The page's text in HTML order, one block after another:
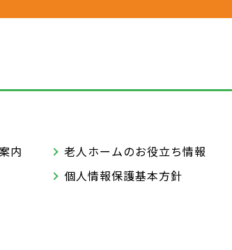
内 老人ホームのお役立ち情報
個人情報保護基本方針